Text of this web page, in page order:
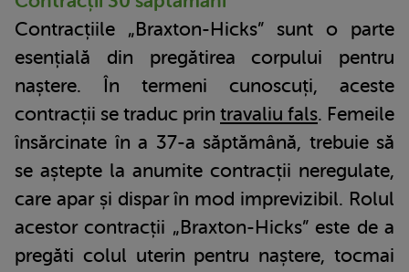
Contracțiile „Braxton-Hicks” sunt o parte
esențială din pregătirea corpului pentru
naștere. În termeni cunoscuți, aceste
contracții se traduc prin travaliu fals. Femeile
însărcinate în a 37-a săptămână, trebuie să
se aștepte la anumite contracții neregulate,
care apar și dispar în mod imprevizibil. Rolul
acestor contracții „Braxton-Hicks” este de a
pregăti colul uterin pentru naștere, tocmai